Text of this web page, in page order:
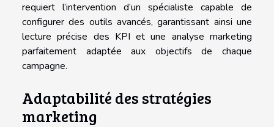
requiert l’intervention d’un spécialiste capable de
configurer des outils avancés, garantissant ainsi une
lecture précise des KPI et une analyse marketing
parfaitement adaptée aux objectifs de chaque
campagne.
Adaptabilité des stratégies
marketing